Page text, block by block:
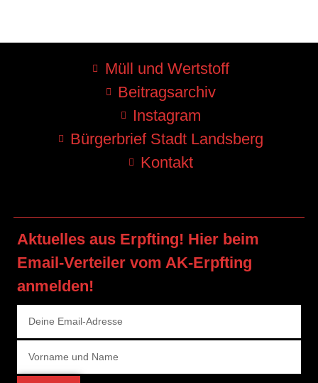
Müll und Wertstoff
Beitragsarchiv
Instagram
Bürgerbrief Stadt Landsberg
Kontakt
Aktuelles aus Erpfting! Hier beim
Email-Verteiler vom AK-Erpfting
anmelden!